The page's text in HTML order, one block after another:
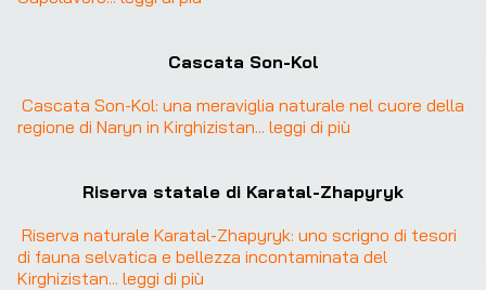
Cascata Son-Kol
Cascata Son-Kol: una meraviglia naturale nel cuore della
regione di Naryn in Kirghizistan... leggi di più
Riserva statale di Karatal-Zhapyryk
Riserva naturale Karatal-Zhapyryk: uno scrigno di tesori
di fauna selvatica e bellezza incontaminata del
Kirghizistan... leggi di più